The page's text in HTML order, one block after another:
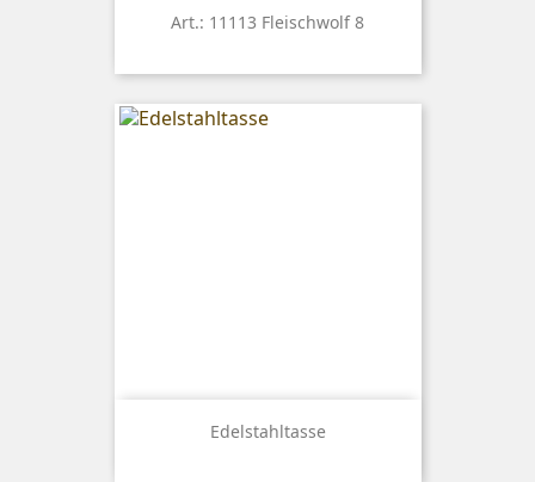
Art.: 11113 Fleischwolf 8
Edelstahltasse